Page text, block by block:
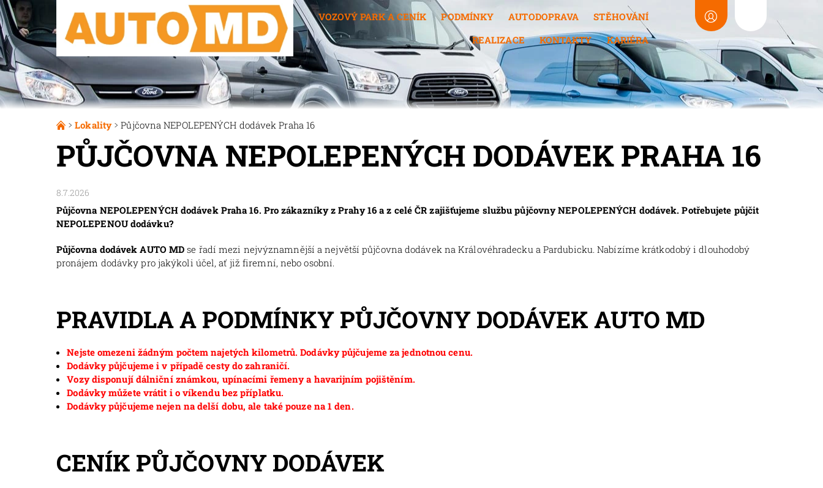
VOZOVÝ PARK A CENÍK PODMÍNKY AUTODOPRAVA
STĚHOVÁNÍ
REALIZACE
KONTAKTY KARIÉRA
Lokality Půjčovna NEPOLEPENÝCH dodávek Praha 16
PŮJČOVNA NEPOLEPENÝCH DODÁVEK PRAHA 16
8.7.2026
Půjčovna NEPOLEPENÝCH dodávek Praha 16. Pro zákazníky z Prahy 16 a z celé ČR zajišťujeme službu půjčovny NEPOLEPENÝCH dodávek. Potřebujete půjčit
NEPOLEPENOU dodávku?
Půjčovna dodávek AUTO MDse řadí mezi nejvýznamnější a největší půjčovna dodávek na Královéhradecku a Pardubicku. Nabízíme krátkodobý i dlouhodobý
pronájem dodávky pro jakýkoli účel, ať již firemní, nebo osobní.
PRAVIDLA A PODMÍNKY PŮJČOVNY DODÁVEK AUTO MD
Nejste omezeni žádným počtem najetých kilometrů. Dodávky půjčujeme za jednotnou cenu.
Dodávky půjčujeme i v případě cesty do zahraničí.
Vozy disponují dálniční známkou, upínacími řemeny a havarijním pojištěním.
Dodávky můžete vrátit i o víkendu bez příplatku.
Dodávky půjčujeme nejen na delší dobu, ale také pouze na 1 den.
CENÍK PŮJČOVNY DODÁVEK